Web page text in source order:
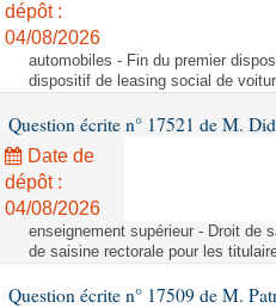
dépôt :
04/08/2026
automobiles - Fin du premier
dispositif de leasing social de
Question écrite n° 17521 de M.
Date de
dépôt :
04/08/2026
enseignement supérieur - Droit de
de saisine rectorale pour les
Question écrite n° 17509 de M.